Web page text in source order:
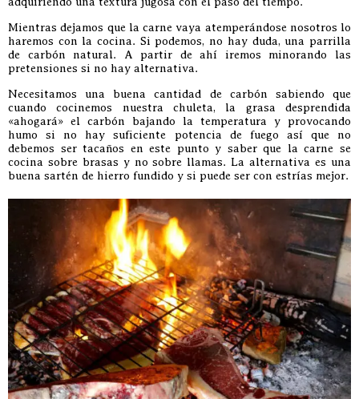
Mientras dejamos que la carne vaya atemperándose nosotros lo
haremos con la cocina. Si podemos, no hay duda, una parrilla
de carbón natural. A partir de ahí iremos minorando las
pretensiones si no hay alternativa.
Necesitamos una buena cantidad de carbón sabiendo que
cuando cocinemos nuestra chuleta, la grasa desprendida
«ahogará» el carbón bajando la temperatura y provocando
humo si no hay suficiente potencia de fuego así que no
debemos ser tacaños en este punto y saber que la carne se
cocina sobre brasas y no sobre llamas. La alternativa es una
buena sartén de hierro fundido y si puede ser con estrías mejor.